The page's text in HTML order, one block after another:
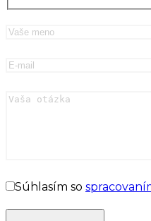
Súhlasím so